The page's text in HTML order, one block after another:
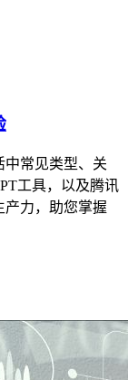
常见类型、关
工具，以及腾讯
力，助您掌握